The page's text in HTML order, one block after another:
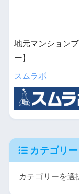
地元マンション
ー】
スムラボ
カテゴリー